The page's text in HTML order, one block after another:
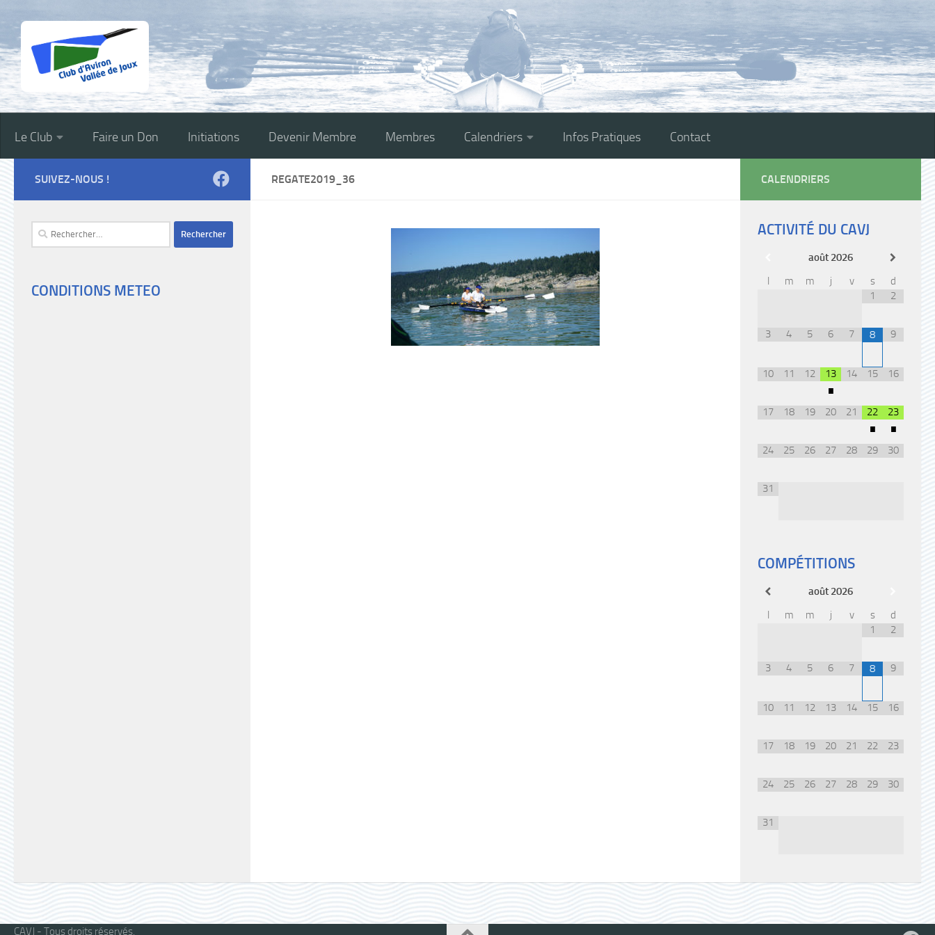
Skip to content
Le Club Faire un Don Initiations Devenir Membre Membres Calendriers Infos Pratiques Contact
REGATE2019_36
SUIVEZ-NOUS !
Rechercher :
CONDITIONS METEO
CALENDRIERS
ACTIVITÉ DU CAVJ
août 2026
l
m m j v s
d
1
2
3 4 5 6 7 8 9
10 11 12 13
•
14 15 16
17 18 19 20 21 22
•
23
•
24 25 26 27 28 29 30
31
COMPÉTITIONS
août 2026
l
m m j v s
d
1
2
3 4 5 6 7 8 9
10 11 12 13 14 15 16
17 18 19 20 21 22 23
24 25 26 27 28 29 30
31
CAVJ - Tous droits réservés.